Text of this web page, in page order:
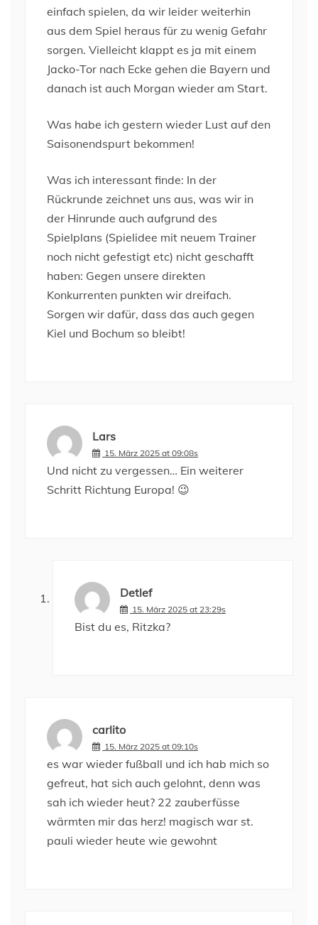
einfach spielen, da wir leider weiterhin
aus dem Spiel heraus für zu wenig Gefahr
sorgen. Vielleicht klappt es ja mit einem
Jacko-Tor nach Ecke gehen die Bayern und
danach ist auch Morgan wieder am Start.
Was habe ich gestern wieder Lust auf den
Saisonendspurt bekommen!
Was ich interessant finde: In der
Rückrunde zeichnet uns aus, was wir in
der Hinrunde auch aufgrund des
Spielplans (Spielidee mit neuem Trainer
noch nicht gefestigt etc) nicht geschafft
haben: Gegen unsere direkten
Konkurrenten punkten wir dreifach.
Sorgen wir dafür, dass das auch gegen
Kiel und Bochum so bleibt!
Lars
15. März 2025 at 09:08s
Und nicht zu vergessen… Ein weiterer
Schritt Richtung Europa! 😉
Detlef
15. März 2025 at 23:29s
Bist du es, Ritzka?
carlito
15. März 2025 at 09:10s
es war wieder fußball und ich hab mich so
gefreut, hat sich auch gelohnt, denn was
sah ich wieder heut? 22 zauberfüsse
wärmten mir das herz! magisch war st.
pauli wieder heute wie gewohnt